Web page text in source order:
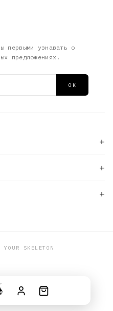
первыми узнавать о
предложениях.
ОК
+
+
+
SKELETON